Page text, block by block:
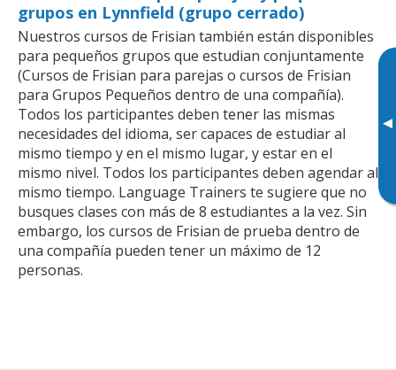
▸
grupos en Lynnfield (grupo cerrado)
Nuestros cursos de Frisian también están disponibles
para pequeños grupos que estudian conjuntamente
(Cursos de Frisian para parejas o cursos de Frisian
para Grupos Pequeños dentro de una compañía).
Todos los participantes deben tener las mismas
necesidades del idioma, ser capaces de estudiar al
mismo tiempo y en el mismo lugar, y estar en el
mismo nivel. Todos los participantes deben agendar al
mismo tiempo. Language Trainers te sugiere que no
busques clases con más de 8 estudiantes a la vez. Sin
embargo, los cursos de Frisian de prueba dentro de
una compañía pueden tener un máximo de 12
personas.